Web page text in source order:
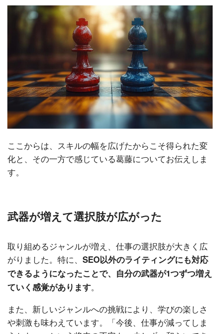
ここからは、スキルの幅を広げたからこそ得られた変
化と、その一方で感じている葛藤についてお伝えしま
す。
武器が増えて選択肢が広がった
取り組めるジャンルが増え、仕事の選択肢が大きく広
がりました。特に、 SEO以外のライティングにも対応
できるようになったことで、自分の武器が1つずつ増え
ていく感覚があります。
また、新しいジャンルへの挑戦により、学びの楽しさ
や刺激も味わえています。「今後、仕事が減ってしま